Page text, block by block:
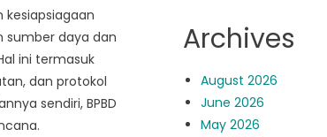
kesiapsiagaan
sumber daya dan
ini termasuk
dan protokol
sendiri, BPBD
Archives
August 2026
June 2026
May 2026